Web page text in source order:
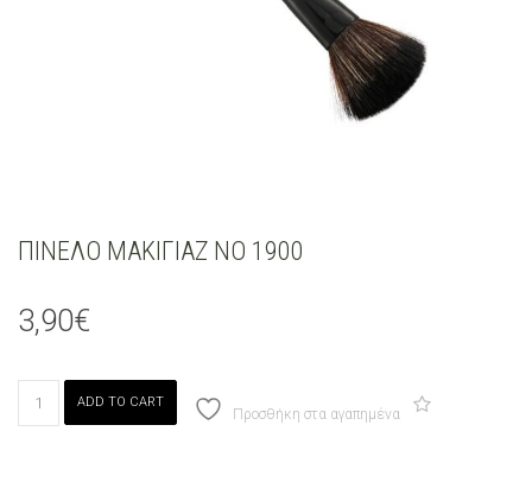
ΠΙΝΕΛΟ ΜΑΚΙΓΙΑΖ ΝΟ 1900
3,90€
ΜΑΚΙΓΙΑΖ
ADD TO CART
Προσθήκη στα αγαπημένα